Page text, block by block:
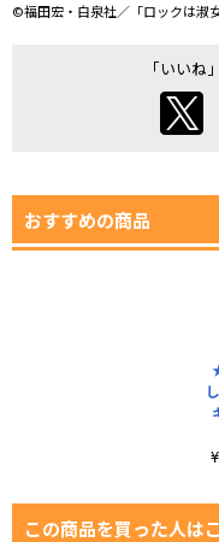
©福田宏・白泉社／「ロックは淑
「いいね
おすすめの商品
この商品を買った人は